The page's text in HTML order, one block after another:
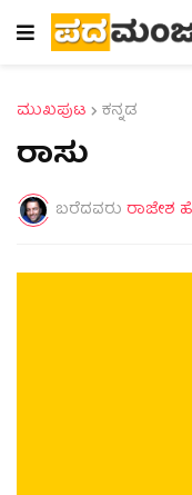
ಮುಖಪುಟ ಕನ್ನಡ
ರಾಸು
ಬರೆದವರು ರಾಜೇಶ